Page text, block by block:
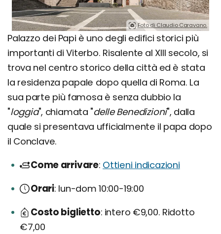
Foto di Claudio Caravano.
Palazzo dei Papi è uno degli edifici storici più
importanti di Viterbo. Risalente al XIII secolo, si
trova nel centro storico della città ed è stata
la residenza papale dopo quella di Roma. La
sua parte più famosa è senza dubbio la
"loggia", chiamata "delle Benedizioni", dalla
quale si presentava ufficialmente il papa dopo
il Conclave.
Come arrivare Ottieni indicazioni
Orari lun-dom 10:00-19:00
Costo biglietto intero €9,00. Ridotto
€7,00